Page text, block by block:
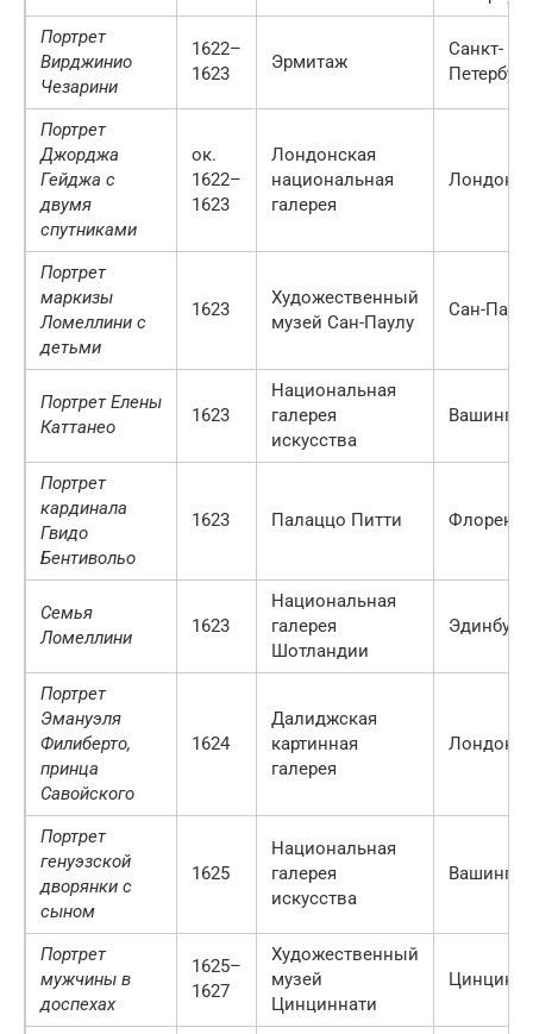
Портрет
Вирджинио
Чезарини
1622–
1623
Эрмитаж
Санкт-
Петербург
Портрет
Джорджа
Гейджа с
двумя
спутниками
ок.
1622–
1623
Лондонская
национальная
галерея
Лондон
Портрет
маркизы
Ломеллини с
детьми
1623
Художественный
музей Сан-Паулу
Сан-
Портрет Елены
Каттанео
1623
Национальная
галерея
искусства
Портрет
кардинала
Гвидо
Бентивольо
1623 Палаццо Питти
Семья
Ломеллини
1623
Национальная
галерея
Шотландии
Эдинбург
Портрет
Эмануэля
Филиберто,
принца
Савойского
1624
Далиджская
картинная
галерея
Лондон
Портрет
генуэзской
дворянки с
сыном
1625
Национальная
галерея
искусства
Портрет
мужчины в
доспехах
1625–
1627
Художественный
музей
Цинциннати